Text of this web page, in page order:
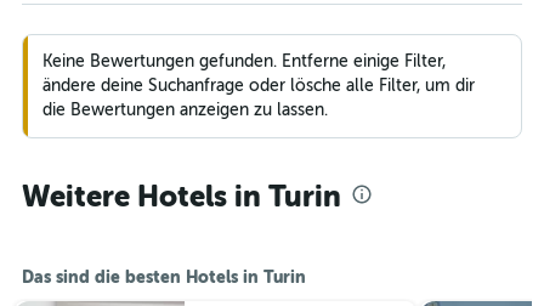
Keine Bewertungen gefunden. Entferne einige Filter,
ändere deine Suchanfrage oder lösche alle Filter, um dir
die Bewertungen anzeigen zu lassen.
Weitere Hotels in Turin
Das sind die besten Hotels in Turin